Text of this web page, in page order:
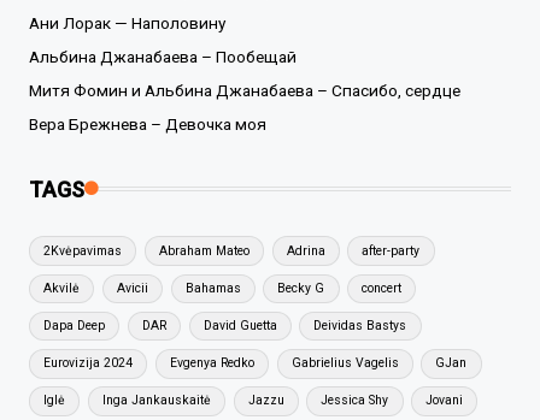
Ани Лорак — Наполовину
Альбина Джанабаева – Пообещай
Митя Фомин и Альбина Джанабаева – Спасибо, сердце
Вера Брежнева – Девочка моя
TAGS
2Kvėpavimas Abraham Mateo Adrina after-party
Akvilė Avicii Bahamas Becky G concert
Dapa Deep DAR David Guetta Deividas Bastys
Eurovizija 2024 Evgenya Redko Gabrielius Vagelis GJan
Iglė Inga Jankauskaitė Jazzu Jessica Shy Jovani